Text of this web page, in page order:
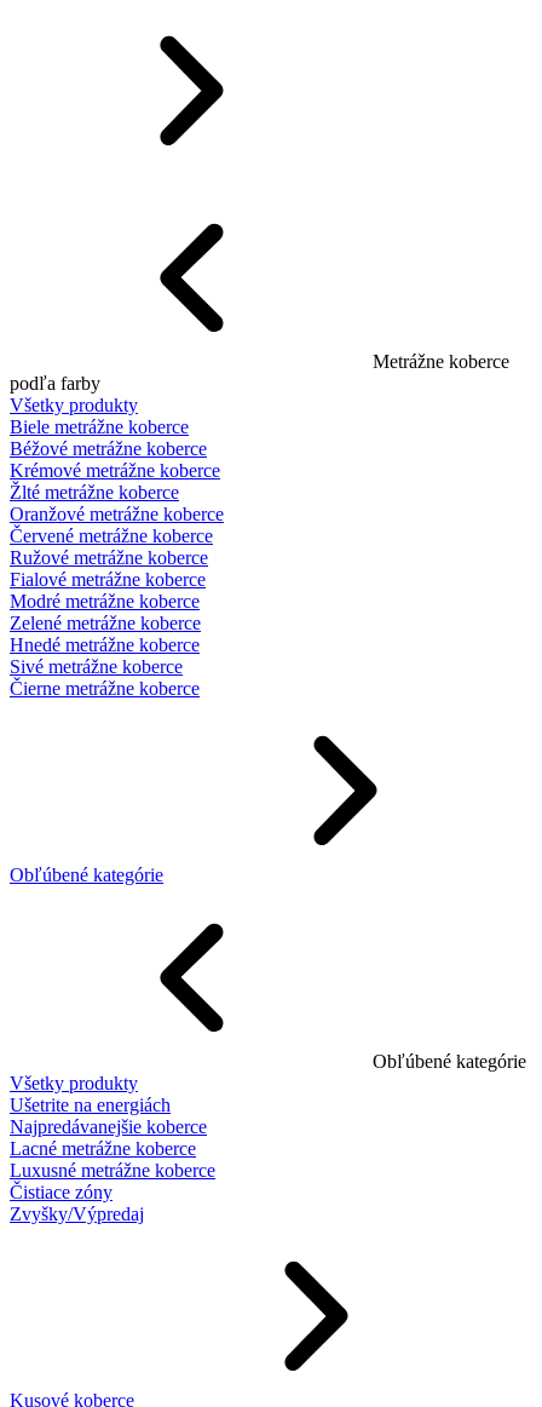
Metrážne koberce
podľa farby
Všetky produkty
Biele metrážne koberce
Béžové metrážne koberce
Krémové metrážne koberce
Žlté metrážne koberce
Oranžové metrážne koberce
Červené metrážne koberce
Ružové metrážne koberce
Fialové metrážne koberce
Modré metrážne koberce
Zelené metrážne koberce
Hnedé metrážne koberce
Sivé metrážne koberce
Čierne metrážne koberce
Obľúbené kategórie
Obľúbené kategórie
Všetky produkty
Ušetrite na energiách
Najpredávanejšie koberce
Lacné metrážne koberce
Luxusné metrážne koberce
Čistiace zóny
Zvyšky/Výpredaj
Kusové koberce